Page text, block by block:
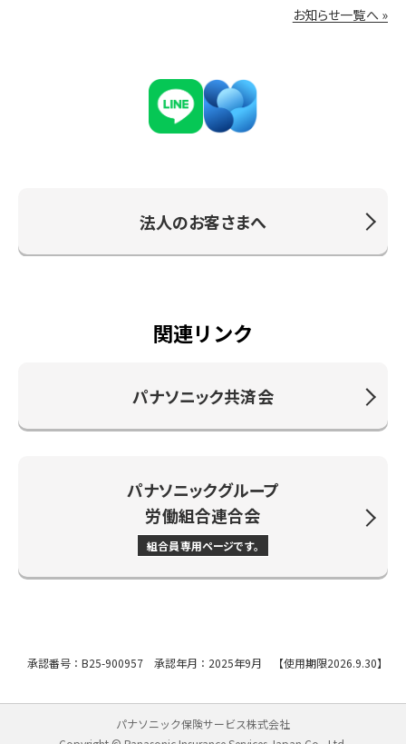
お知らせ一覧へ »
法人のお客さまへ
関連リンク
パナソニック共済会
パナソニックグループ
労働組合連合会
組合員専用ページです。
承認番号：B25-900957 承認年月：2025年9月 【使用期限2026.9.30】
パナソニック保険サービス株式会社